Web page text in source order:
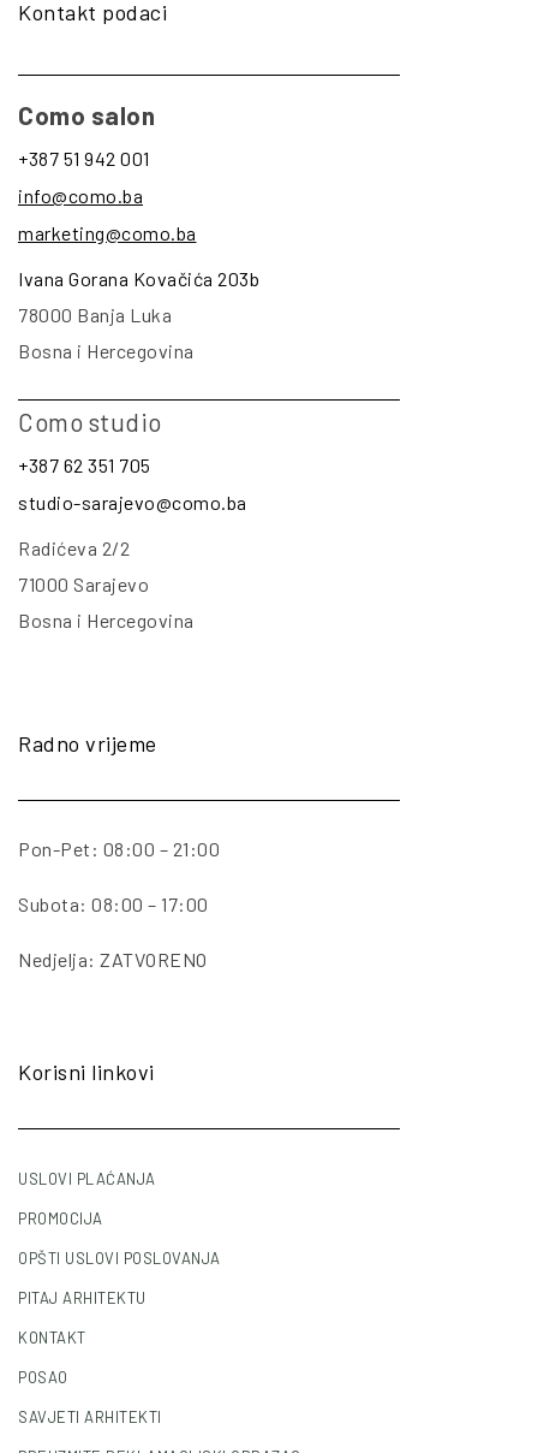
Kontakt podaci
Como salon
+387 51 942 001
info@como.ba
marketing@como.ba
Ivana Gorana Kovačića 203b
78000 Banja Luka
Bosna i Hercegovina
Como studio
+387 62 351 705
studio-sarajevo@como.ba
Radićeva 2/2
71000 Sarajevo
Bosna i Hercegovina
Radno vrijeme
Pon-Pet: 08:00 – 21:00
Subota: 08:00 – 17:00
Nedjelja: ZATVORENO
Korisni linkovi
USLOVI PLAĆANJA
PROMOCIJA
OPŠTI USLOVI POSLOVANJA
PITAJ ARHITEKTU
KONTAKT
POSAO
SAVJETI ARHITEKTI